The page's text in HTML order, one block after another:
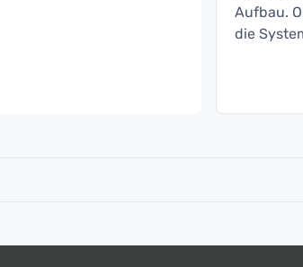
Aufbau.
die